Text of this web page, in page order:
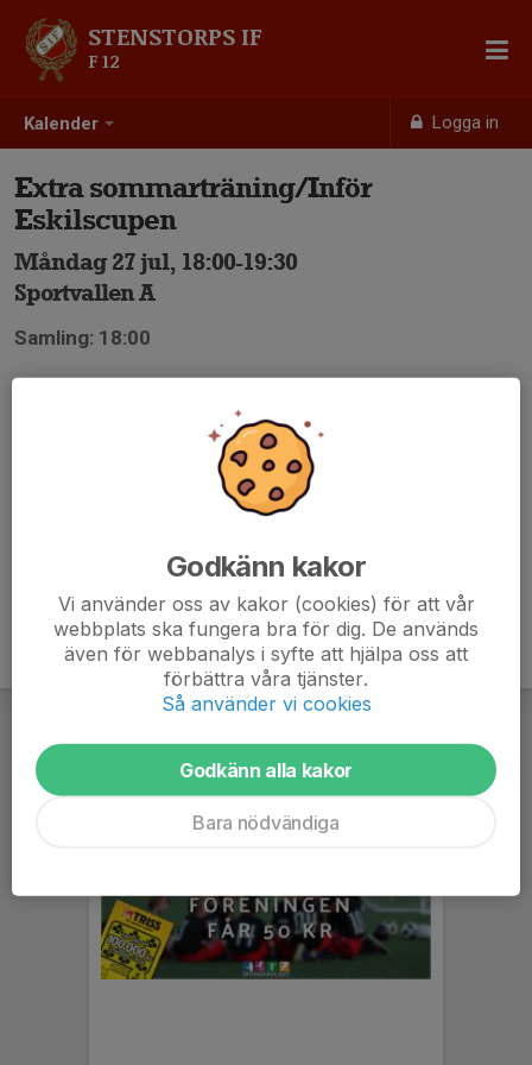
Kalender Logga in
STENSTORPS IF
F 12
Extra sommarträning/Inför
Eskilscupen
Måndag 27 jul, 18:00-19:30
Sportvallen A
Samling: 18:00
Godkänn kakor
Vi använder oss av kakor (cookies) för att vår
webbplats ska fungera bra för dig. De används
även för webbanalys i syfte att hjälpa oss att
förbättra våra tjänster.
Så använder vi cookies
Godkänn alla kakor
Bara nödvändiga